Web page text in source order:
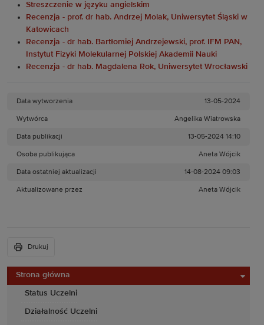
Strona główna
Status Uczelni
Działalność Uczelni
Streszczenie w języku angielskim
Recenzja - prof. dr hab. Andrzej Molak, Uniwersytet Śląski w
Katowicach
Recenzja - dr hab. Bartłomiej Andrzejewski, prof. IFM PAN,
Instytut Fizyki Molekularnej Polskiej Akademii Nauki
Recenzja - dr hab. Magdalena Rok, Uniwersytet Wrocławski
Data wytworzenia 13-05-2024
Wytwórca Angelika Wiatrowska
Data publikacji 13-05-2024 14:10
Osoba publikująca Aneta Wójcik
Data ostatniej aktualizacji 14-08-2024 09:03
Aktualizowane przez Aneta Wójcik
Drukuj